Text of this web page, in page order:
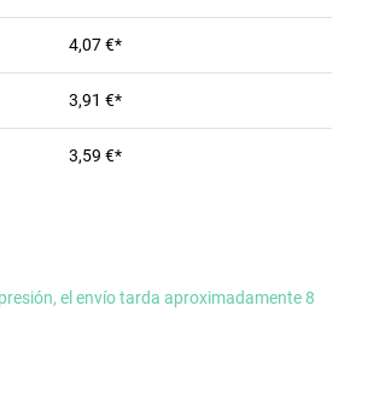
4,07 €*
3,91 €*
3,59 €*
el envío tarda aproximadamente 8